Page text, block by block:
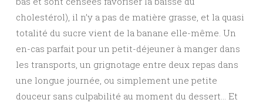
cholestérol), il n’y a pas de matière grasse, et la quasi
totalité du sucre vient de la banane elle-même. Un
en-cas parfait pour un petit-déjeuner à manger dans
les transports, un grignotage entre deux repas dans
une longue journée, ou simplement une petite
douceur sans culpabilité au moment du dessert… Et